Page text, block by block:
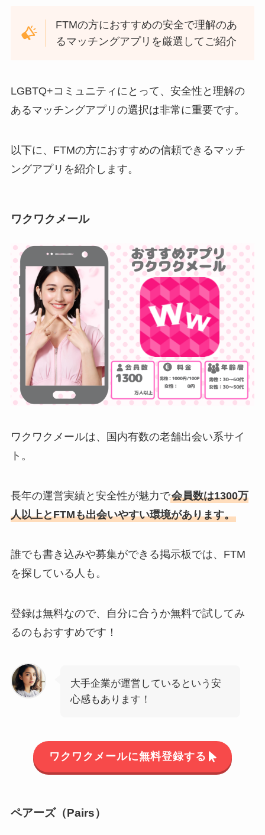
FTMの方におすすめの安全で理解のあ
るマッチングアプリを厳選してご紹介
LGBTQ+コミュニティにとって、安全性と理解の
あるマッチングアプリの選択は非常に重要です。
以下に、FTMの方におすすめの信頼できるマッチ
ングアプリを紹介します。
ワクワクメール
ワクワクメールは、国内有数の老舗出会い系サイ
ト。
長年の運営実績と安全性が魅力で会員数は1300万
人以上とFTMも出会いやすい環境があります。
誰でも書き込みや募集ができる掲示板では、FTM
を探している人も。
登録は無料なので、自分に合うか無料で試してみ
るのもおすすめです！
大手企業が運営しているという安
心感もあります！
ワクワクメールに無料登録する
ペアーズ（Pairs）